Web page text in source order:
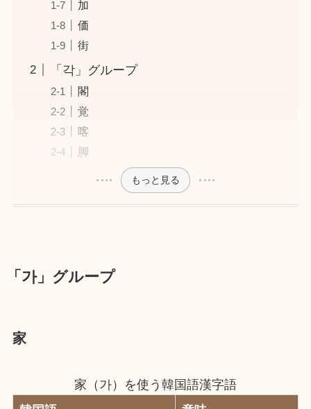
加
価
街
「각」グループ
閣
覚
喀
脚
もっと見る
「가」グループ
家
家（가）を使う韓国語漢字語